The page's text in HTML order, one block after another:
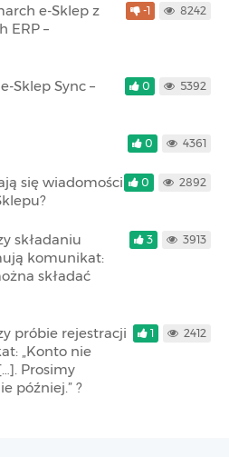
e-Sklep z
ERP –
-1 8242
Sklep Sync –
0 5392
0 4361
się wiadomości
0 2892
składaniu
komunikat:
składać
3 3913
próbie rejestracji
„Konto nie
Prosimy
później.” ?
1 2412